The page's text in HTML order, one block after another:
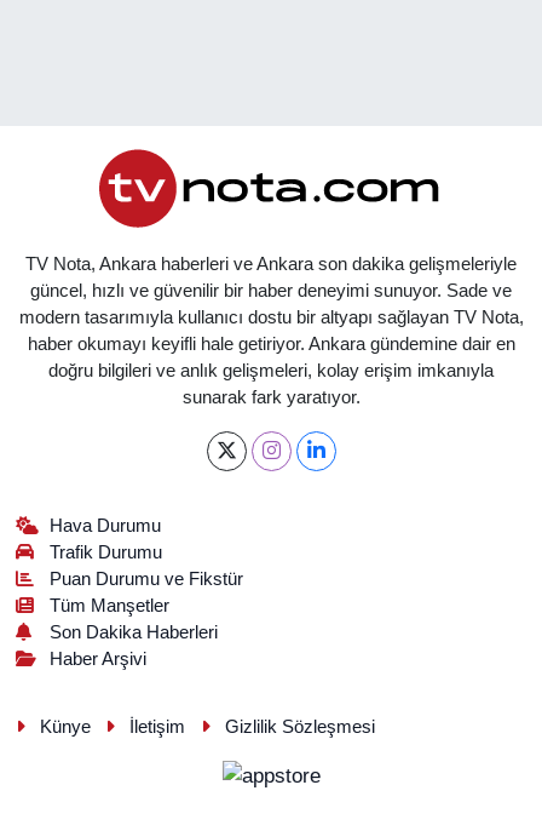
TV Nota, Ankara haberleri ve Ankara son dakika gelişmeleriyle
güncel, hızlı ve güvenilir bir haber deneyimi sunuyor. Sade ve
modern tasarımıyla kullanıcı dostu bir altyapı sağlayan TV Nota,
haber okumayı keyifli hale getiriyor. Ankara gündemine dair en
doğru bilgileri ve anlık gelişmeleri, kolay erişim imkanıyla
sunarak fark yaratıyor.
Hava Durumu
Trafik Durumu
Puan Durumu ve Fikstür
Tüm Manşetler
Son Dakika Haberleri
Haber Arşivi
Künye İletişim Gizlilik Sözleşmesi